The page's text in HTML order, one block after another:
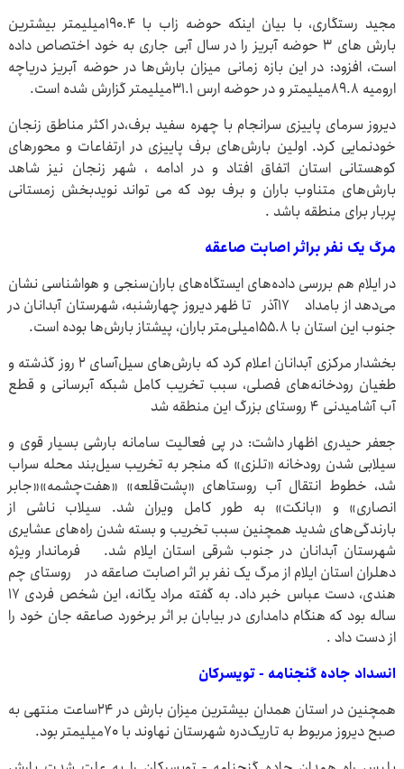
مجید رستگاری، با بیان اینکه حوضه زاب با ۱۹۰.۴میلیمتر بیشترین
بارش های ۳ حوضه آبریز را در سال آبی جاری به خود اختصاص داده
است، افزود: در این بازه زمانی میزان بارش‌ها در حوضه آبریز دریاچه
ارومیه ۸۹.۸میلیمتر و در حوضه ارس ۳۱.۱میلیمتر گزارش شده است.
دیروز سرمای پاییزی سرانجام با چهره سفید برف،در اکثر مناطق زنجان
خودنمایی کرد. اولین بارش‌های برف پاییزی در ارتفاعات و محورهای
کوهستانی استان اتفاق افتاد و در ادامه ، شهر زنجان نیز شاهد
بارش‌های متناوب باران و برف بود که می تواند نویدبخش زمستانی
پربار برای منطقه باشد .
مرگ یک نفر براثر اصابت صاعقه
در ایلام هم بررسی داده‌های ایستگاه‌های باران‌سنجی و هواشناسی نشان
می‌دهد از بامداد ۱۷آذر تا ظهر دیروز چهارشنبه، شهرستان آبدانان در
جنوب این استان با ۱۵۵.۸میلی‌متر باران، پیشتاز بارش‌ها بوده است.
بخشدار مرکزی آبدانان اعلام کرد که بارش‌های سیل‌آسای ۲ روز گذشته و
طغیان رودخانه‌های فصلی، سبب تخریب کامل شبکه آبرسانی و قطع
آب آشامیدنی ۴ روستای بزرگ این منطقه شد
جعفر حیدری اظهار داشت: در پی فعالیت سامانه بارشی بسیار قوی و
سیلابی شدن رودخانه «تلزی» که منجر به تخریب سیل‌بند محله سراب
شد، خطوط انتقال آب روستاهای «پشت‌قلعه» «هفت‌چشمه»«جابر
انصاری» و «بانکت» به طور کامل ویران شد. سیلاب ناشی از
بارندگی‌های شدید همچنین سبب تخریب و بسته شدن راه‌های عشایری
شهرستان آبدانان در جنوب شرقی استان ایلام شد. فرماندار ویژه
دهلران استان ایلام از مرگ یک نفر بر اثر اصابت صاعقه در روستای چم
هندی، دست عباس خبر داد. به گفته مراد یگانه، این شخص فردی ۱۷
ساله بود که هنگام دامداری در بیابان بر اثر برخورد صاعقه جان خود را
از دست داد .
انسداد جاده گنجنامه - تویسرکان
همچنین در استان همدان بیشترین میزان بارش در ۲۴ساعت منتهی به
صبح دیروز مربوط به تاریک‌دره شهرستان نهاوند با ۷۰میلیمتر بود.